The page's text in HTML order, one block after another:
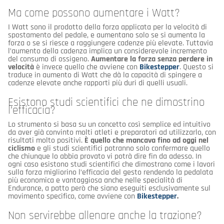
Ma come possono aumentare i Watt?
I Watt sono il prodotto della forza applicata per la velocità di
spostamento del pedale, e aumentano solo se si aumenta la
forza o se si riesce a raggiungere cadenze più elevate. Tuttavia
l’aumento della cadenza implica un considerevole incremento
del consumo di ossigeno.Aumentare la forza senza perdere in
velocità è invece quello che avviene con Bikestepper. Questo si
traduce in aumento di Watt che dà la capacità di spingere a
cadenze elevate anche rapporti più duri di quelli usuali.
Esistono studi scientifici che ne dimostrino
l’efficacia?
Lo strumento si basa su un concetto così semplice ed intuitivo
da aver già convinto molti atleti e preparatori ad utilizzarlo, con
risultati molto positivi. È quello che mancava fino ad oggi nel
ciclismo e gli studi scientifici potranno solo confermare quello
che chiunque lo abbia provato vi potrà dire fin da adesso. In
ogni caso esistono studi scientifici che dimostrano come i lavori
sulla forza migliorino l’efficacia del gesto rendendo la pedalata
più economica e vantaggiosa anche nelle specialità di
Endurance, a patto però che siano eseguiti esclusivamente sul
movimento specifico, come avviene con Bikestepper.
Non servirebbe allenare anche la trazione?